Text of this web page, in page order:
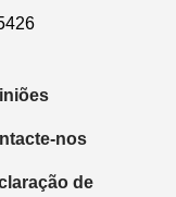
nos
de